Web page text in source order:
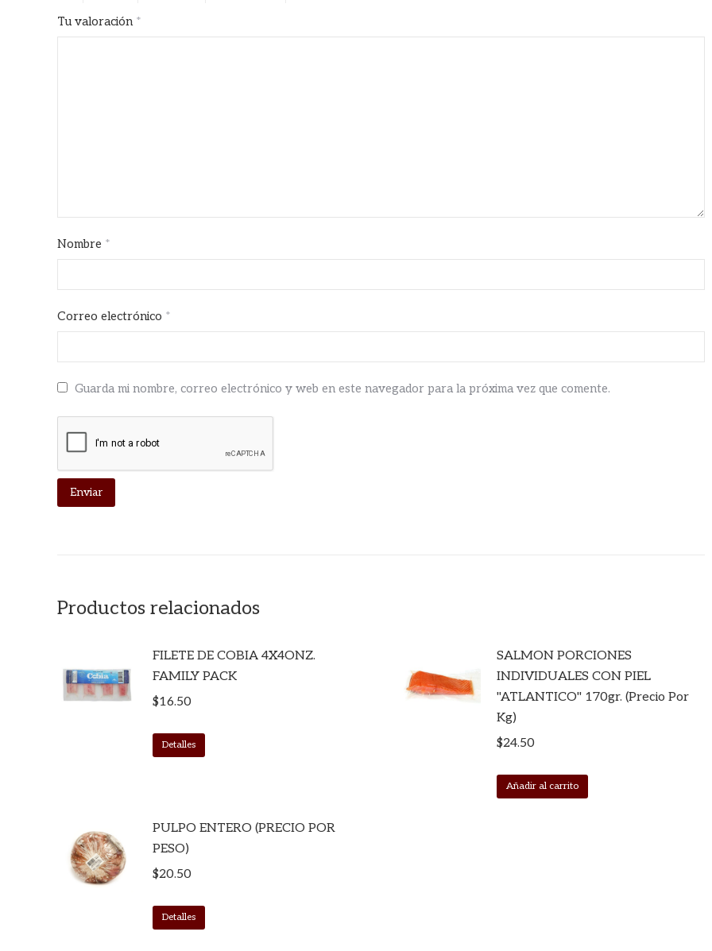
Tu valoración *
Nombre *
Correo electrónico *
Guarda mi nombre, correo electrónico y web en este navegador para la próxima vez que comente.
Productos relacionados
FILETE DE COBIA 4X4ONZ.
FAMILY PACK
$16.50
Detalles
SALMON PORCIONES
INDIVIDUALES CON PIEL
"ATLANTICO" 170gr. (Precio Por
Kg)
$24.50
Añadir al carrito
PULPO ENTERO (PRECIO POR
PESO)
$20.50
Detalles